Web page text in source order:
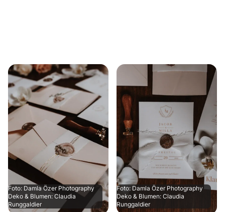
Foto: Damla Özer Photography
Deko & Blumen: Claudia
Runggaldier
Foto: Damla Özer Photography
Deko & Blumen: Claudia
Runggaldier